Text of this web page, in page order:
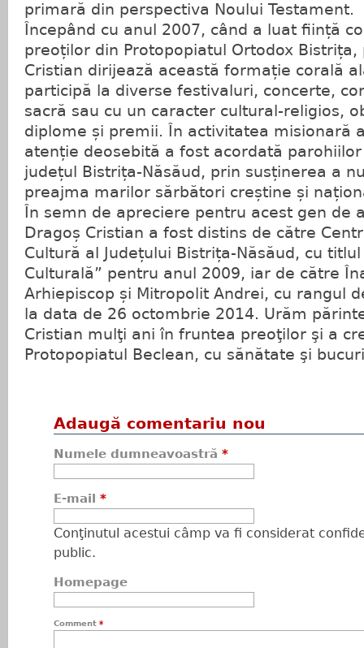
primară din perspectiva Noului Testament.
Începând cu anul 2007, când a luat ființă
preoților din Protopopiatul Ortodox Bistrița,
Cristian dirijează această formație corală
participă la diverse festivaluri, concerte,
sacră sau cu un caracter cultural-religios,
diplome și premii. În activitatea misionară
atenție deosebită a fost acordată
județul Bistrița-Năsăud, prin susținerea a
preajma marilor sărbători creștine și
În semn de apreciere pentru acest gen de
Dragoș Cristian a fost distins de către
Cultură al Județului Bistrița-Năsăud, cu
Culturală” pentru anul 2009, iar de către
Arhiepiscop și Mitropolit Andrei, cu rangul
la data de 26 octombrie 2014. Urăm
Cristian mulţi ani în fruntea preoţilor şi a
Protopopiatul Beclean, cu sănătate şi
Adaugă comentariu nou
Numele dumneavoastră *
E-mail *
Conţinutul acestui câmp va fi considerat
public.
Homepage
Comment *